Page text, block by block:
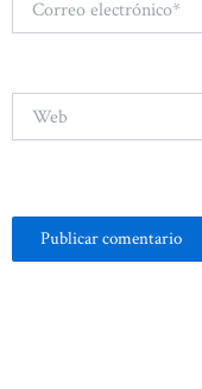
electrónico*